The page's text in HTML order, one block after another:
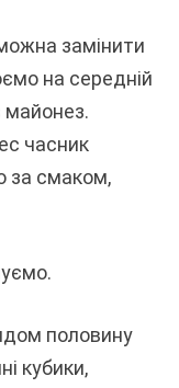
замінити
на середній
майонез.
часник
за смаком,
половину
кубики,